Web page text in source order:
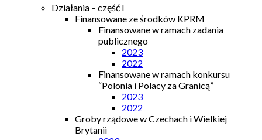
Działania – część I
Finansowane ze środków KPRM
Finansowane w ramach zadania
publicznego
2023
2022
Finansowane w ramach konkursu
“Polonia i Polacy za Granicą”
2023
2022
Groby rządowe w Czechach i Wielkiej
Brytanii